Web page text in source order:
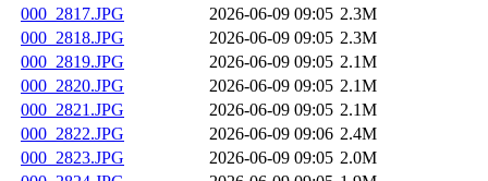
000_2817.JPG
2026-06-09 09:05 2.3M
000_2818.JPG
2026-06-09 09:05 2.3M
000_2819.JPG
2026-06-09 09:05 2.1M
000_2820.JPG
2026-06-09 09:05 2.1M
000_2821.JPG
2026-06-09 09:05 2.1M
000_2822.JPG
2026-06-09 09:06 2.4M
000_2823.JPG
2026-06-09 09:05 2.0M